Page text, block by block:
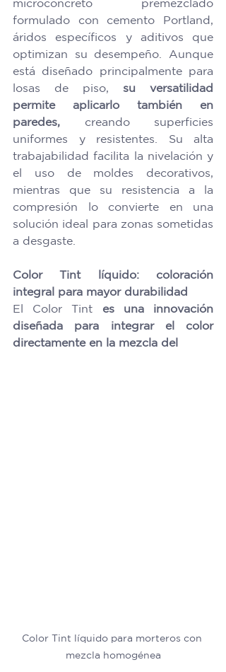
microconcreto premezclado
formulado con cemento Portland,
áridos específicos y aditivos que
optimizan su desempeño. Aunque
está diseñado principalmente para
losas de piso, su versatilidad
permite aplicarlo también en
paredes, creando superficies
uniformes y resistentes. Su alta
trabajabilidad facilita la nivelación y
el uso de moldes decorativos,
mientras que su resistencia a la
compresión lo convierte en una
solución ideal para zonas sometidas
a desgaste.
Color Tint líquido: coloración
integral para mayor durabilidad
El Color Tint es una innovación
diseñada para integrar el color
directamente en la mezcla del
Color Tint líquido para morteros con
mezcla homogénea